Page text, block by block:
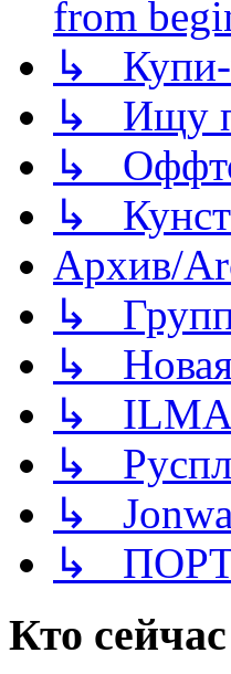
from
↳ Купи-
↳ Ищу
↳
↳
Архив/
↳
↳
↳ ILMA
↳
↳
↳
Кто